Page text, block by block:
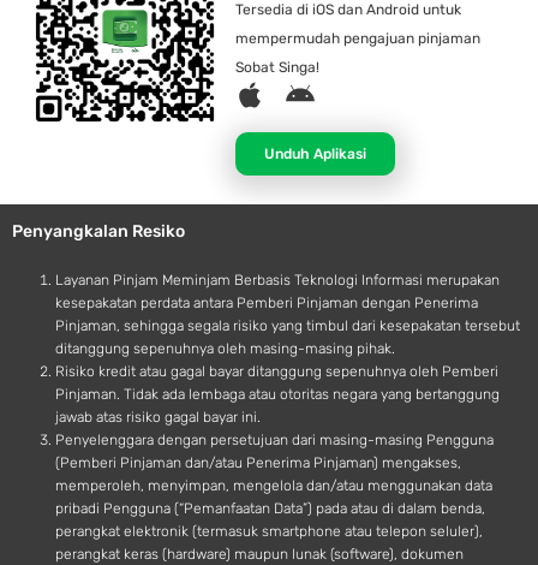
Tersedia di iOS dan Android untuk
mempermudah pengajuan pinjaman
Sobat Singa!
A
p
l
e
A
d
r
o
d
Unduh Aplikasi
Penyangkalan Resiko
Layanan Pinjam Meminjam Berbasis Teknologi Informasi merupakan
kesepakatan perdata antara Pemberi Pinjaman dengan Penerima
Pinjaman, sehingga segala risiko yang timbul dari kesepakatan tersebut
ditanggung sepenuhnya oleh masing-masing pihak.
Risiko kredit atau gagal bayar ditanggung sepenuhnya oleh Pemberi
Pinjaman. Tidak ada lembaga atau otoritas negara yang bertanggung
jawab atas risiko gagal bayar ini.
Penyelenggara dengan persetujuan dari masing-masing Pengguna
(Pemberi Pinjaman dan/atau Penerima Pinjaman) mengakses,
memperoleh, menyimpan, mengelola dan/atau menggunakan data
pribadi Pengguna (“Pemanfaatan Data”) pada atau di dalam benda,
perangkat elektronik (termasuk smartphone atau telepon seluler),
perangkat keras (hardware) maupun lunak (software), dokumen